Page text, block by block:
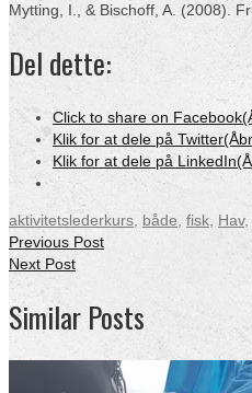
Mytting, I., & Bischoff, A. (2008).
Del dette:
Click to share on
Klik for at dele på
Klik for at dele på
aktivitetslederkurs både fisk Hav,
Previous Post
Next Post
Similar Posts